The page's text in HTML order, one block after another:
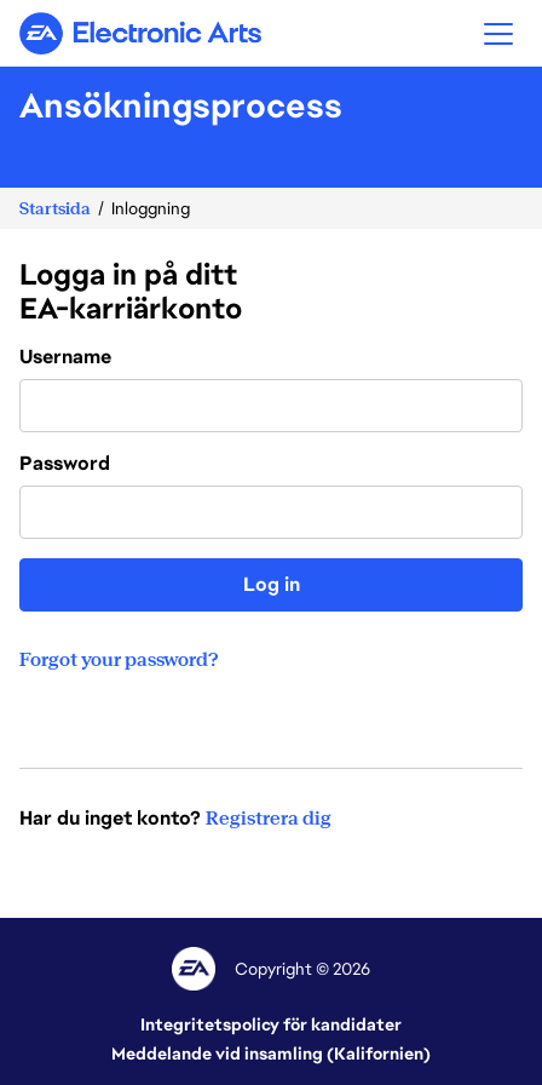
Electronic Arts
Ansökningsprocess
Startsida Inloggning
Logga in på ditt
EA-karriärkonto
Login
Username
Password
Log in
Forgot your password?
Har du inget konto? Registrera dig
Copyright © 2026
Integritetspolicy för kandidater
Meddelande vid insamling (Kalifornien)